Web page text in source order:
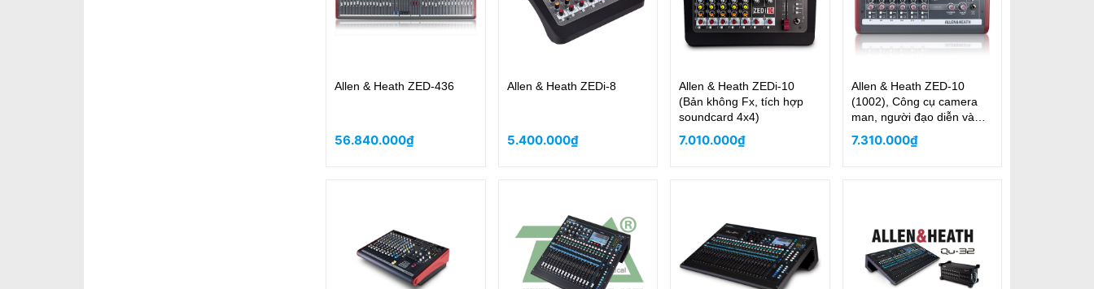
Allen & Heath ZED-436
56.840.000₫
Allen & Heath ZEDi-8
5.400.000₫
Allen & Heath ZEDi-10
(Bản không Fx, tích hợp
soundcard 4x4)
7.010.000₫
Allen & Heath ZED-10
(1002), Công cụ camera
man, người đạo diễn và
cao cấp
7.310.000₫